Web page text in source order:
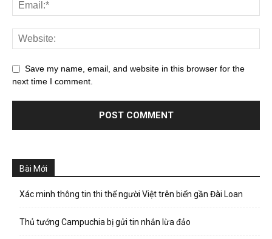
Save my name, email, and website in this browser for the
next time I comment.
Bài Mới
Xác minh thông tin thi thể người Việt trên biển gần Đài Loan
Thủ tướng Campuchia bị gửi tin nhắn lừa đảo